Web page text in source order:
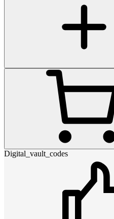
Digital_vault_codes